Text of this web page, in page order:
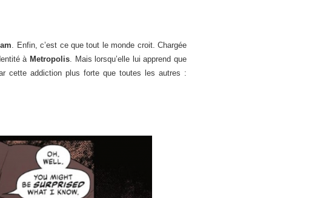
. Enfin, c’est ce que tout le monde croit. Chargée
à Metropolis. Mais lorsqu’elle lui apprend que
cette addiction plus forte que toutes les autres :